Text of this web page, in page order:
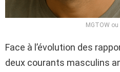
MGTOW ou
Face à l’évolution des
deux courants masculins